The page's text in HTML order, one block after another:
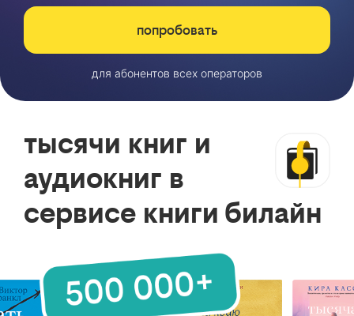
попробовать
для абонентов всех операторов
тысячи книг и
аудиокниг в
сервисе книги билайн